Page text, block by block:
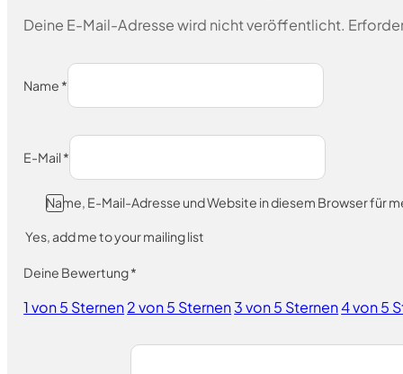
Deine E-Mail-Adresse wird nicht veröffentlicht.
Name *
E-Mail*
Name, E-Mail-Adresse und Website in diesem Browser für
Yes, add me to your mailing list
Deine Bewertung*
1 von 5 Sternen2 von 5 Sternen3 von 5 Sternen4 von 5